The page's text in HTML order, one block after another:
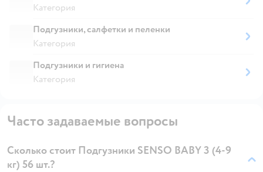
Категория
Подгузники, салфетки и пеленки
Категория
Подгузники и гигиена
Категория
Часто задаваемые вопросы
Сколько стоит Подгузники SENSO BABY 3 (4-9
кг) 56 шт.?